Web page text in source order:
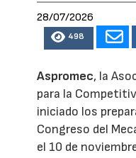
28/07/2026
498
Aspromec, la
para la
iniciado los
Congreso del
el 10 de